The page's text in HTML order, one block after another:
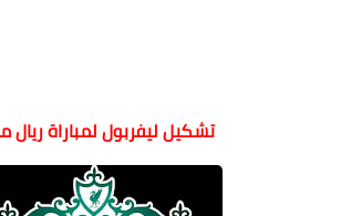
تشكيل ليفربول لمباراة ريال